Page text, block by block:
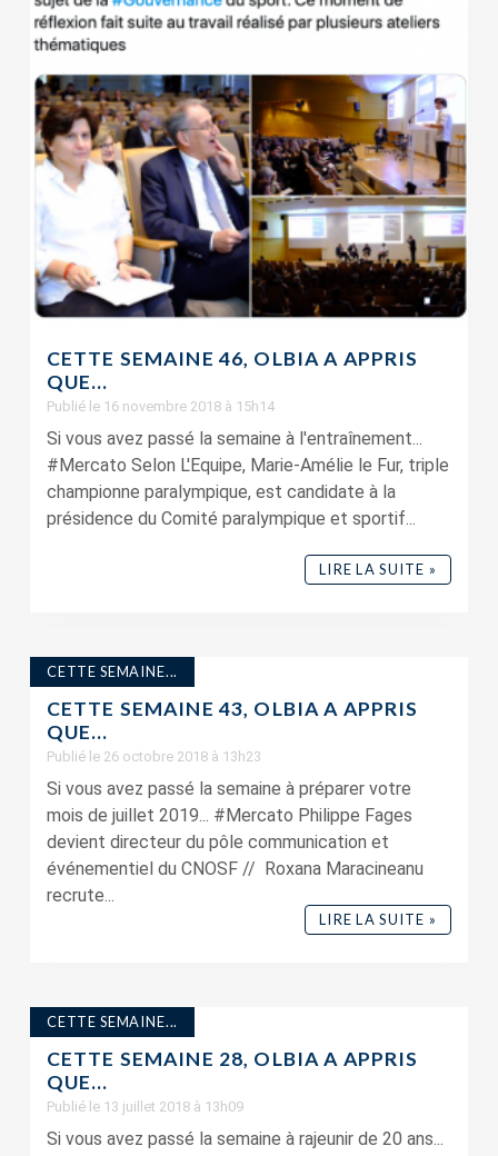
CETTE SEMAINE 46, OLBIA A APPRIS
QUE…
Publié le 16 novembre 2018 à 15h14
Si vous avez passé la semaine à l'entraînement...
#Mercato Selon L'Equipe, Marie-Amélie le Fur, triple
championne paralympique, est candidate à la
présidence du Comité paralympique et sportif...
LIRE LA SUITE »
CETTE SEMAINE...
CETTE SEMAINE 43, OLBIA A APPRIS
QUE…
Publié le 26 octobre 2018 à 13h23
Si vous avez passé la semaine à préparer votre
mois de juillet 2019... #Mercato Philippe Fages
devient directeur du pôle communication et
événementiel du CNOSF // Roxana Maracineanu
recrute...
LIRE LA SUITE »
CETTE SEMAINE...
CETTE SEMAINE 28, OLBIA A APPRIS
QUE…
Publié le 13 juillet 2018 à 13h09
Si vous avez passé la semaine à rajeunir de 20 ans...